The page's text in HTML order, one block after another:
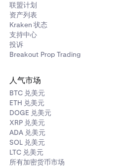
联盟计划
资产列表
Kraken 状态
支持中心
投诉
Breakout Prop Trading
人气市场
BTC 兑美元
ETH 兑美元
DOGE 兑美元
XRP 兑美元
ADA 兑美元
SOL 兑美元
LTC 兑美元
所有加密货币市场